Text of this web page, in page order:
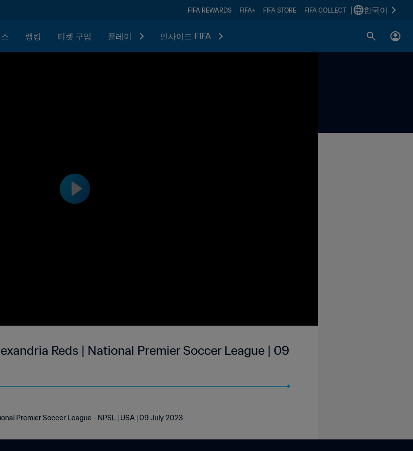
FIFA REWARDS FIFA+ FIFA STORE FIFA COLLECT 한국어
랭킹 티켓 구입 플레이 인사이드 FIFA
Reds | National Premier Soccer League | 09
Premier Soccer League - NPSL | USA | 09 July 2023